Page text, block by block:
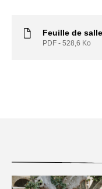
Feuille de
PDF - 528,6 Ko